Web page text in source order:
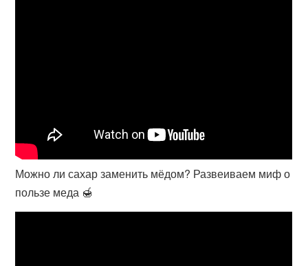
Можно ли сахар заменить мёдом? Развеиваем миф о
пользе меда 🍯